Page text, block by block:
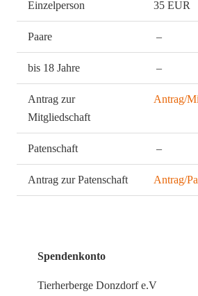
Einzelperson 35 EUR
Paare –
bis 18 Jahre –
Antrag zur
Mitgliedschaft
Antrag/
Patenschaft –
Antrag zur Patenschaft Antrag/
Spendenkonto
Tierherberge Donzdorf e.V